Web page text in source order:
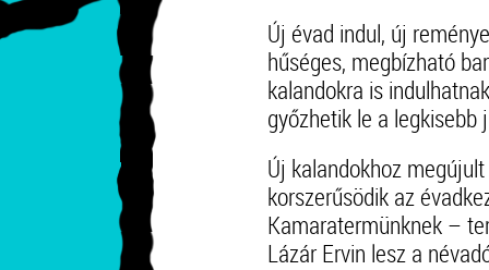
Új évad indul, új
hűséges, megbízható
kalandokra is
győzhetik le a
Új kalandokhoz
korszerűsödik az
Kamaratermünknek –
Lázár Ervin lesz a